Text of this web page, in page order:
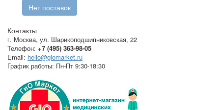
Нет поставок
Контакты
г. Москва, ул. Шарикоподшипниковская, 22
Телефон: +7 (495) 363-98-05
Email: hello@giomarket.ru
График работы: Пн-Пт 9:30-18:30